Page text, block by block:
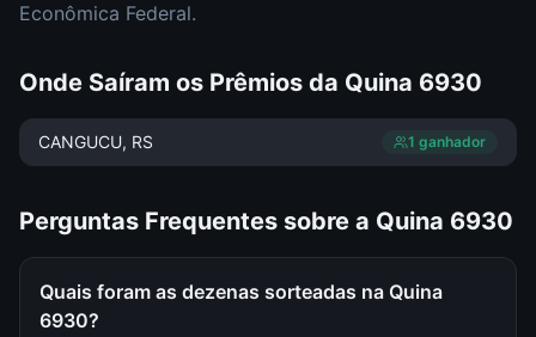
Econômica Federal.
Onde Saíram os Prêmios da Quina 6930
CANGUCU, RS 1 ganhador
Perguntas Frequentes sobre a Quina 6930
Quais foram as dezenas sorteadas na Quina
6930?